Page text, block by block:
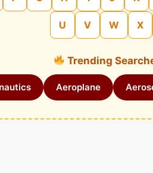
U V W X
Trending
Aeroplane